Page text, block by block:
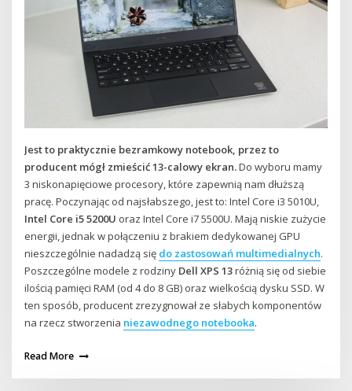
Jest to praktycznie bezramkowy notebook, przez to
producent mógł zmieścić 13-calowy ekran.Do wyboru mamy
3 niskonapięciowe procesory, które zapewnią nam dłuższą
pracę. Poczynając od najsłabszego, jest to: Intel Core i3 5010U,
Intel Core i5 5200U oraz Intel Core i7 5500U. Mają niskie zużycie
energii, jednak w połączeniu z brakiem dedykowanej GPU
nieszczególnie nadadzą się do zastosowań multimedialnych.
Poszczególne modele z rodziny Dell XPS 13różnią się od siebie
ilością pamięci RAM (od 4 do 8 GB) oraz wielkością dysku SSD. W
ten sposób, producent zrezygnował ze słabych komponentów
na rzecz stworzenia niezawodnego notebooka.
Read More